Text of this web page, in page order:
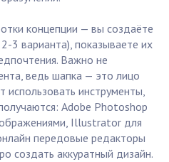
концепции — вы создаёте
3 варианта), показываете их
Важно не
ведь шапка — это лицо
использовать инструменты,
Adobe Photoshop
Illustrator для
передовые редакторы
создать аккуратный дизайн.